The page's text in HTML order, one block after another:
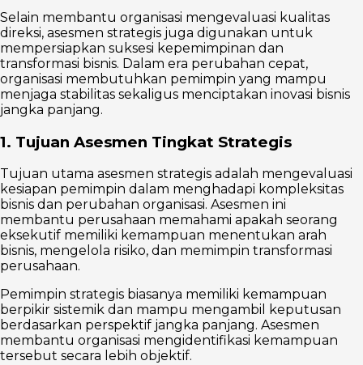
Selain membantu organisasi mengevaluasi kualitas
direksi, asesmen strategis juga digunakan untuk
mempersiapkan suksesi kepemimpinan dan
transformasi bisnis. Dalam era perubahan cepat,
organisasi membutuhkan pemimpin yang mampu
menjaga stabilitas sekaligus menciptakan inovasi bisnis
jangka panjang.
1. Tujuan Asesmen Tingkat Strategis
Tujuan utama asesmen strategis adalah mengevaluasi
kesiapan pemimpin dalam menghadapi kompleksitas
bisnis dan perubahan organisasi. Asesmen ini
membantu perusahaan memahami apakah seorang
eksekutif memiliki kemampuan menentukan arah
bisnis, mengelola risiko, dan memimpin transformasi
perusahaan.
Pemimpin strategis biasanya memiliki kemampuan
berpikir sistemik dan mampu mengambil keputusan
berdasarkan perspektif jangka panjang. Asesmen
membantu organisasi mengidentifikasi kemampuan
tersebut secara lebih objektif.